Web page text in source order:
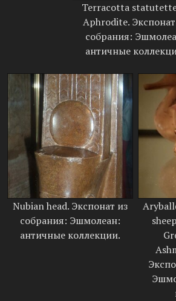
Terracotta
Aphrodite.
собрания:
античные
Nubian head. Экспонат из
собрания: Эшмолеан:
античные коллекции.